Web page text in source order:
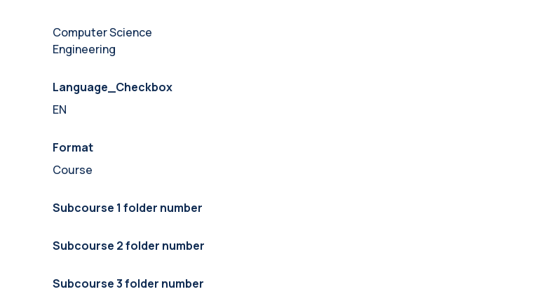
Computer Science
Engineering
Language_Checkbox
EN
Format
Course
Subcourse 1 folder number
Subcourse 2 folder number
Subcourse 3 folder number